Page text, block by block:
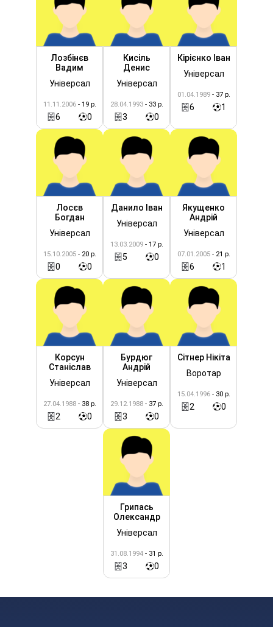
Лозбінєв
Вадим
Універсал
11.11.2006 - 19 р.
6 0
Кисіль
Денис
Універсал
28.04.1993 - 33 р.
3 0
Кірієнко Іван
Універсал
01.04.1989 - 37 р.
6 1
Лосєв
Богдан
Універсал
15.10.2005 - 20 р.
0 0
Данило Іван
Універсал
13.03.2009 - 17 р.
5 0
Якущенко
Андрій
Універсал
07.01.2005 - 21 р.
6 1
Корсун
Станіслав
Універсал
27.04.1988 - 38 р.
2 0
Бурдюг
Андрій
Універсал
29.12.1988 - 37 р.
3 0
Сітнер Нікіта
Воротар
15.04.1996 - 30 р.
2 0
Грипась
Олександр
Універсал
31.08.1994 - 31 р.
3 0